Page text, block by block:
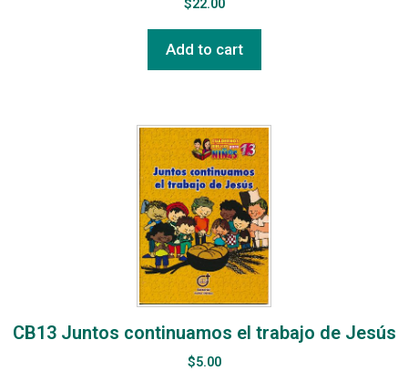
$22.00
Add to cart
CB13 Juntos continuamos el trabajo de Jesús
$5.00